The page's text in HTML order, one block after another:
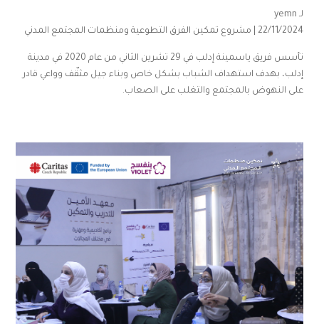
لـ yemn
22/11/2024 |
مشروع تمكين الفرق التطوعية ومنظمات المجتمع المدني
تأسس فريق ياسمينة إدلب في 29 تشرين الثاني من عام 2020 في مدينة
إدلب، بهدف استهداف الشباب بشكل خاص وبناء جيل مثقّف وواعي قادر
على النهوض بالمجتمع والتغلب على الصعاب.